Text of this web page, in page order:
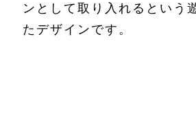
ンとして取り入れるという
たデザインです。